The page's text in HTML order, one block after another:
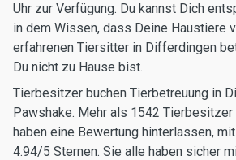
Uhr zur Verfügung. Du kannst Dich
in dem Wissen, dass Deine Haustiere
erfahrenen Tiersitter in Differdingen
Du nicht zu Hause bist.
Tierbesitzer buchen Tierbetreuung in
Pawshake. Mehr als 1542
haben eine Bewertung hinterlassen,
4.94/5 Sternen. Sie alle haben sicher